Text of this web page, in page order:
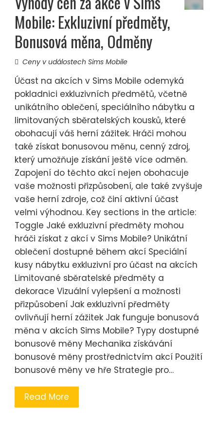
Mobile: Exkluzivní předměty,
Bonusová měna, Odměny
Ceny v událostech Sims Mobile
Účast na akcích v Sims Mobile odemyká
pokladnici exkluzivních předmětů, včetně
unikátního oblečení, speciálního nábytku a
limitovaných sběratelských kousků, které
obohacují váš herní zážitek. Hráči mohou
také získat bonusovou měnu, cenný zdroj,
který umožňuje získání ještě více odměn.
Zapojení do těchto akcí nejen obohacuje
vaše možnosti přizpůsobení, ale také zvyšuje
vaše herní zdroje, což činí aktivní účast
velmi výhodnou. Key sections in the article:
Toggle Jaké exkluzivní předměty mohou
hráči získat z akcí v Sims Mobile? Unikátní
oblečení dostupné během akcí Speciální
kusy nábytku exkluzivní pro účast na akcích
Limitované sběratelské předměty a
dekorace Vizuální vylepšení a možnosti
přizpůsobení Jak exkluzivní předměty
ovlivňují herní zážitek Jak funguje bonusová
měna v akcích Sims Mobile? Typy dostupné
bonusové měny Mechanika získávání
bonusové měny prostřednictvím akcí Použití
bonusové měny ve hře Strategie pro…
Read More